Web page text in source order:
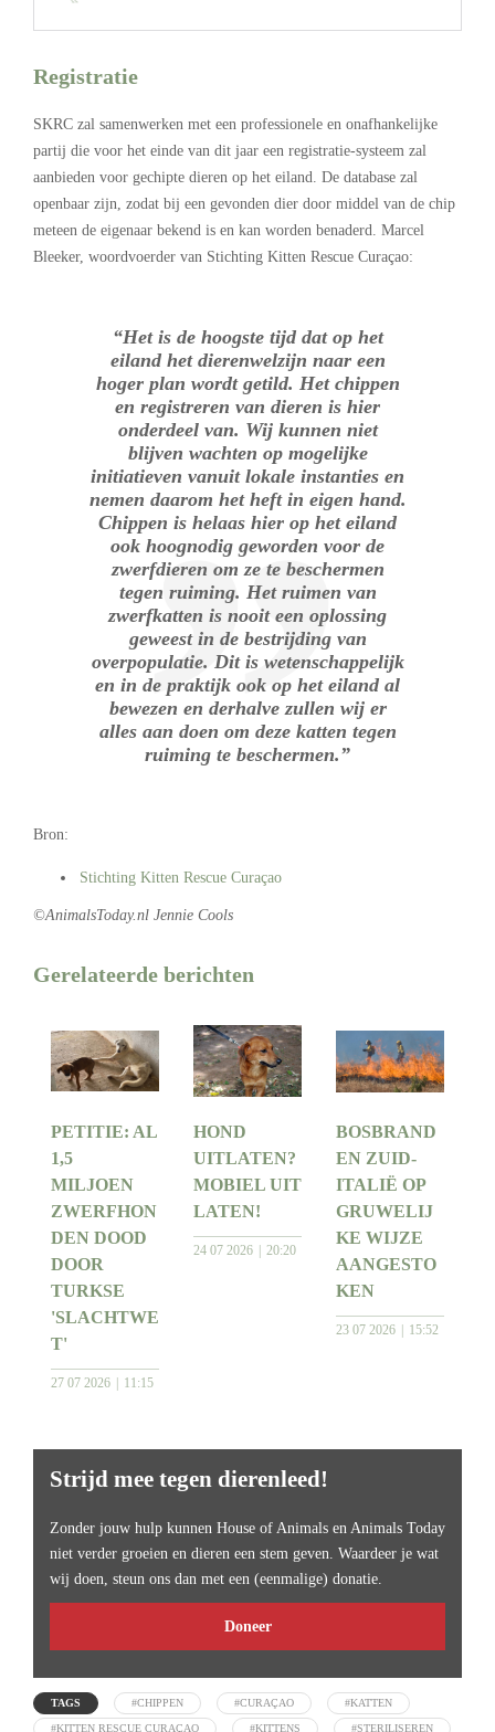
Registratie
SKRC zal samenwerken met een professionele en onafhankelijke
partij die voor het einde van dit jaar een registratie-systeem zal
aanbieden voor gechipte dieren op het eiland. De database zal
openbaar zijn, zodat bij een gevonden dier door middel van de chip
meteen de eigenaar bekend is en kan worden benaderd. Marcel
Bleeker, woordvoerder van Stichting Kitten Rescue Curaçao:
“Het is de hoogste tijd dat op het
eiland het dierenwelzijn naar een
hoger plan wordt getild. Het chippen
en registreren van dieren is hier
onderdeel van. Wij kunnen niet
blijven wachten op mogelijke
initiatieven vanuit lokale instanties en
nemen daarom het heft in eigen hand.
Chippen is helaas hier op het eiland
ook hoognodig geworden voor de
zwerfdieren om ze te beschermen
tegen ruiming. Het ruimen van
zwerfkatten is nooit een oplossing
geweest in de bestrijding van
overpopulatie. Dit is wetenschappelijk
en in de praktijk ook op het eiland al
bewezen en derhalve zullen wij er
alles aan doen om deze katten tegen
ruiming te beschermen.”
Bron:
Stichting Kitten Rescue Curaçao
©AnimalsToday.nl Jennie Cools
Gerelateerde berichten
PETITIE: AL
1,5
MILJOEN
ZWERFHON
DEN DOOD
DOOR
TURKSE
'SLACHTWE
T'
27 07 2026 11:15
HOND
UITLATEN?
MOBIEL UIT
LATEN!
24 07 2026 20:20
BOSBRAND
EN ZUID-
ITALIË OP
GRUWELIJ
KE WIJZE
AANGESTO
KEN
23 07 2026 15:52
Strijd mee tegen dierenleed!
Zonder jouw hulp kunnen House of Animals en Animals Today
niet verder groeien en dieren een stem geven. Waardeer je wat
wij doen, steun ons dan met een (eenmalige) donatie.
Doneer
TAGS #CHIPPEN #CURAÇAO #KATTEN
#KITTEN RESCUE CURAÇAO #KITTENS #STERILISEREN